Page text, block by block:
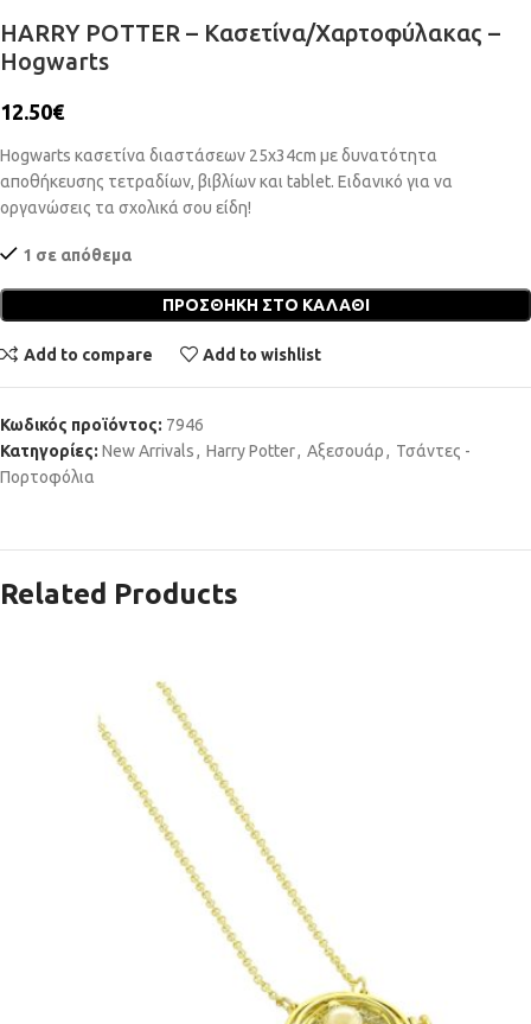
HARRY POTTER – Κασετίνα/Χαρτοφύλακας –
Hogwarts
12.50€
Hogwarts κασετίνα διαστάσεων 25x34cm με δυνατότητα
αποθήκευσης τετραδίων, βιβλίων και tablet. Ειδανικό για να
οργανώσεις τα σχολικά σου είδη!
1 σε απόθεμα
ΠΡΟΣΘΉΚΗ ΣΤΟ ΚΑΛΆΘΙ
Add to compare Add to wishlist
Κωδικός προϊόντος: 7946
Κατηγορίες: New Arrivals, Harry Potter, Αξεσουάρ, Τσάντες -
Πορτοφόλια
Related Products